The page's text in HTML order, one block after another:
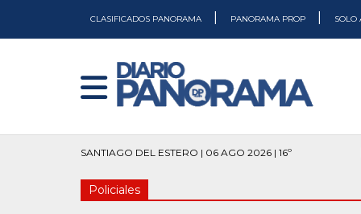
CLASIFICADOS PANORAMA PANORAMA PROP SOLO
SANTIAGO DEL ESTERO | 06 AGO 2026 | 16º
Policiales